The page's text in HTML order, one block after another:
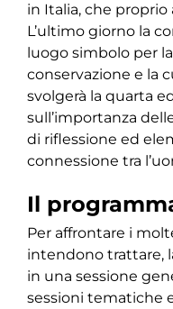
in Italia, che proprio
L’ultimo giorno la
luogo simbolo per
conservazione e la
svolgerà la quarta
sull’importanza
di riflessione ed
connessione tra
Il
Per affrontare i
intendono trattare,
in una sessione
sessioni tematiche